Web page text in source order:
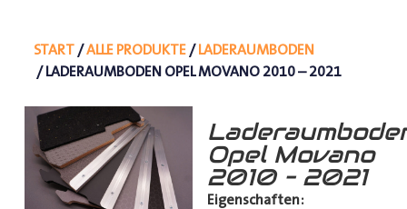
START/ALLE PRODUKTE/LADERAUMBODEN
/ LADERAUMBODEN OPEL MOVANO 2010 – 2021
Opel Movano
2010 – 2021
Eigenschaften: